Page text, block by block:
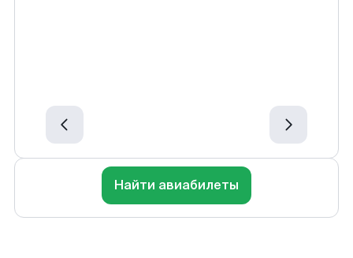
Найти авиабилеты